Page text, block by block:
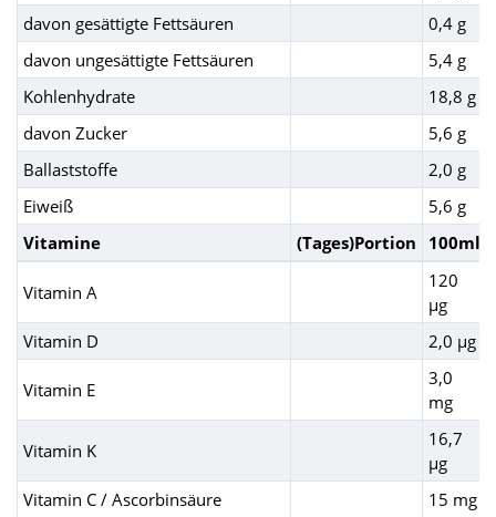
davon gesättigte Fettsäuren
0,4 g
davon ungesättigte Fettsäuren
5,4 g
Kohlenhydrate
18,8 g
davon Zucker
5,6 g
Ballaststoffe
2,0 g
Eiweiß
5,6 g
Vitamine
(Tages)Portion 100ml
Vitamin A
120
µg
Vitamin D
2,0 µg
Vitamin E
3,0
mg
Vitamin K
16,7
µg
Vitamin C / Ascorbinsäure
15 mg